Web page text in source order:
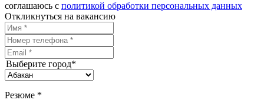
соглашаюсь с политикой обработки персональных данных
Откликнуться на вакансию
Выберите город*
Резюме *